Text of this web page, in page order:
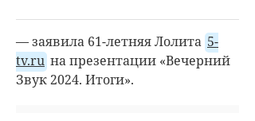
— заявила 61-летняя Лолита 5-
tv.ru на презентации «Вечерний
Звук 2024. Итоги».